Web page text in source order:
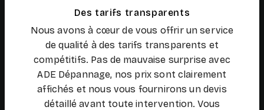
Des tarifs transparents
Nous avons à cœur de vous offrir un service
de qualité à des tarifs transparents et
compétitifs. Pas de mauvaise surprise avec
ADE Dépannage, nos prix sont clairement
affichés et nous vous fournirons un devis
détaillé avant toute intervention. Vous